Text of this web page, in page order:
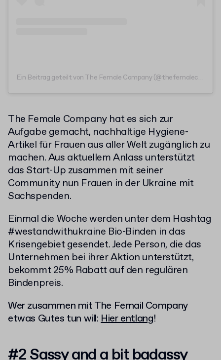
Ein Beitrag geteilt von The Female Company (@thefemalecompany)
The Female Company hat es sich zur
Aufgabe gemacht, nachhaltige Hygiene-
Artikel für Frauen aus aller Welt zugänglich zu
machen. Aus aktuellem Anlass unterstützt
das Start-Up zusammen mit seiner
Community nun Frauen in der Ukraine mit
Sachspenden.
Einmal die Woche werden unter dem Hashtag
#westandwithukraine Bio-Binden in das
Krisengebiet gesendet. Jede Person, die das
Unternehmen bei ihrer Aktion unterstützt,
bekommt 25% Rabatt auf den regulären
Bindenpreis.
Wer zusammen mit The Femail Company
etwas Gutes tun will:Hier entlang!
#2 Sassy and a bit badassy